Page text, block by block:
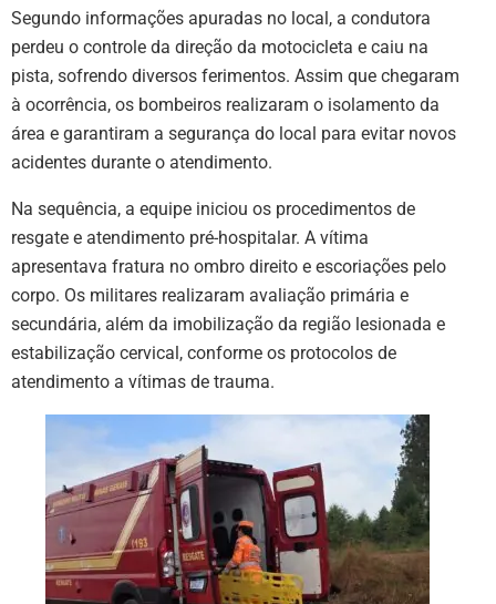
Segundo informações apuradas no local, a condutora
perdeu o controle da direção da motocicleta e caiu na
pista, sofrendo diversos ferimentos. Assim que chegaram
à ocorrência, os bombeiros realizaram o isolamento da
área e garantiram a segurança do local para evitar novos
acidentes durante o atendimento.
Na sequência, a equipe iniciou os procedimentos de
resgate e atendimento pré-hospitalar. A vítima
apresentava fratura no ombro direito e escoriações pelo
corpo. Os militares realizaram avaliação primária e
secundária, além da imobilização da região lesionada e
estabilização cervical, conforme os protocolos de
atendimento a vítimas de trauma.